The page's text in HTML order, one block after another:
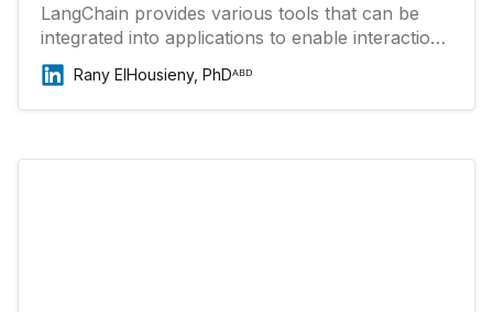
LangChain provides various tools that can be
integrated into applications to enable interaction
with different data sources and APIs. These tools
are defined with a name, description, input
schema, function to call, and whether the result
Rany ElHousieny, PhDᴬᴮᴰ